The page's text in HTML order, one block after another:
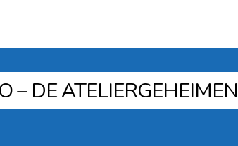
– DE ATELIERGEHEIMEN